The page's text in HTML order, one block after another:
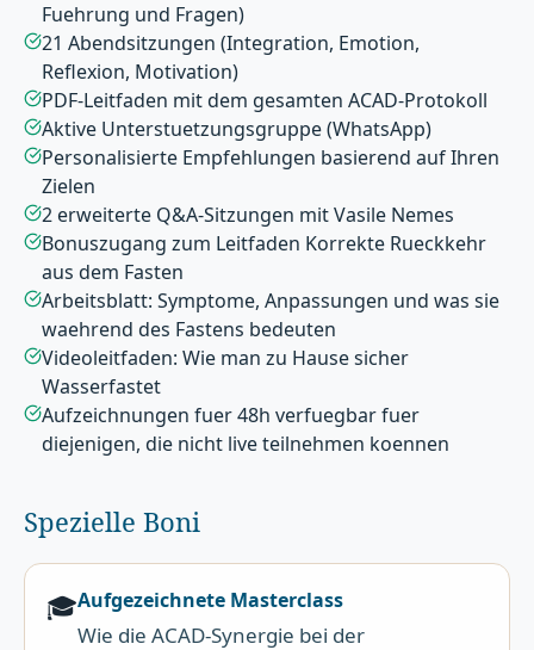
Fuehrung und Fragen)
21 Abendsitzungen (Integration, Emotion,
Reflexion, Motivation)
PDF-Leitfaden mit dem gesamten ACAD-Protokoll
Aktive Unterstuetzungsgruppe (WhatsApp)
Personalisierte Empfehlungen basierend auf Ihren
Zielen
2 erweiterte Q&A-Sitzungen mit Vasile Nemes
Bonuszugang zum Leitfaden Korrekte Rueckkehr
aus dem Fasten
Arbeitsblatt: Symptome, Anpassungen und was sie
waehrend des Fastens bedeuten
Videoleitfaden: Wie man zu Hause sicher
Wasserfastet
Aufzeichnungen fuer 48h verfuegbar fuer
diejenigen, die nicht live teilnehmen koennen
Spezielle Boni
🎓Aufgezeichnete Masterclass
Wie die ACAD-Synergie bei der